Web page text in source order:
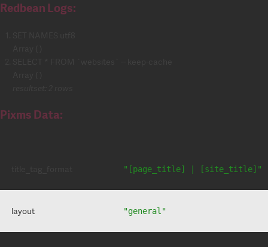
Redbean Logs:
Pixms Data:
"[page_title] | [site_title]"
layout "general"